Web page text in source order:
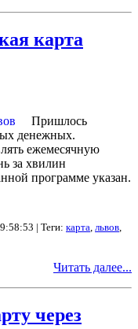
карта
Пришлось
денежных.
ежемесячную
за хвилин
программе указан.
| Теги: карта, львов,
Читать далее...
через